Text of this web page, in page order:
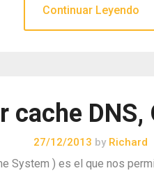
Continuar Leyendo
cache DNS,
27/12/2013 by Richard
System ) es el que nos